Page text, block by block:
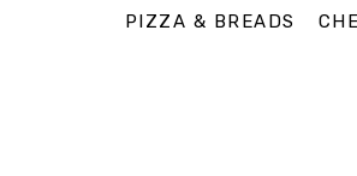
PIZZA & BREADS